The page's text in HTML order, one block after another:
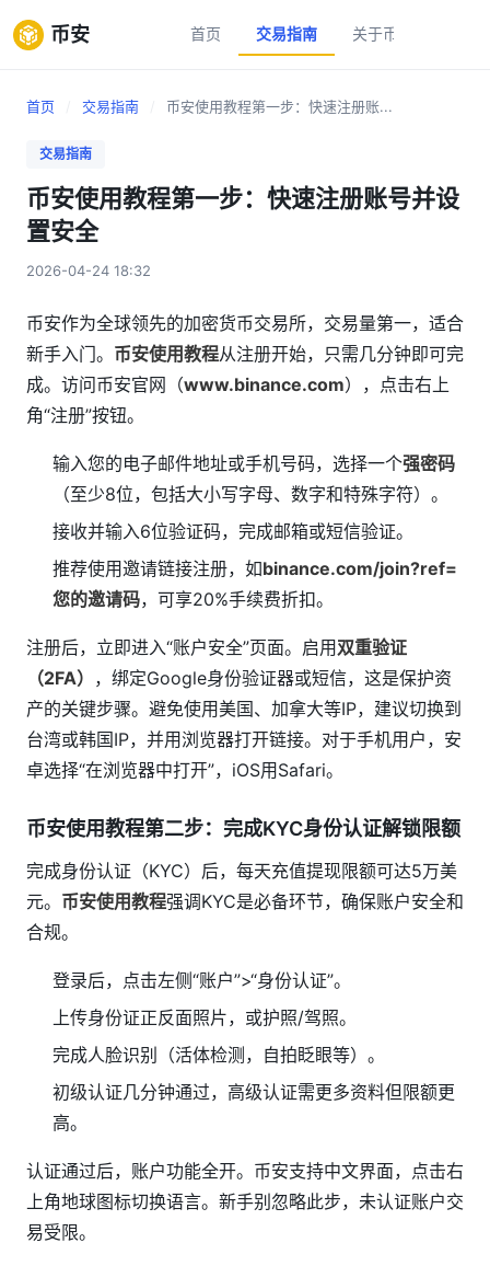
币安 首页 交易指南 关于币安
首页 交易指南 币安使用教程第一步：快速注册账...
交易指南
币安使用教程第一步：快速注册账号并设
置安全
2026-04-24 18:32
币安作为全球领先的加密货币交易所，交易量第一，适合
新手入门。 币安使用教程从注册开始，只需几分钟即可完
成。访问币安官网（www.binance.com），点击右上
角“注册”按钮。
输入您的电子邮件地址或手机号码，选择一个强密码
（至少8位，包括大小写字母、数字和特殊字符）。
接收并输入6位验证码，完成邮箱或短信验证。
推荐使用邀请链接注册，如binance.com/join?ref=
您的邀请码，可享20%手续费折扣。
注册后，立即进入“账户安全”页面。启用 双重验证
（2FA） ，绑定Google身份验证器或短信，这是保护资
产的关键步骤。避免使用美国、加拿大等IP，建议切换到
台湾或韩国IP，并用浏览器打开链接。对于手机用户，安
卓选择“在浏览器中打开”，iOS用Safari。
币安使用教程第二步：完成KYC身份认证解锁限额
完成身份认证（KYC）后，每天充值提现限额可达5万美
元。 币安使用教程强调KYC是必备环节，确保账户安全和
合规。
登录后，点击左侧“账户”>“身份认证”。
上传身份证正反面照片，或护照/驾照。
完成人脸识别（活体检测，自拍眨眼等）。
初级认证几分钟通过，高级认证需更多资料但限额更
高。
认证通过后，账户功能全开。币安支持中文界面，点击右
上角地球图标切换语言。新手别忽略此步，未认证账户交
易受限。